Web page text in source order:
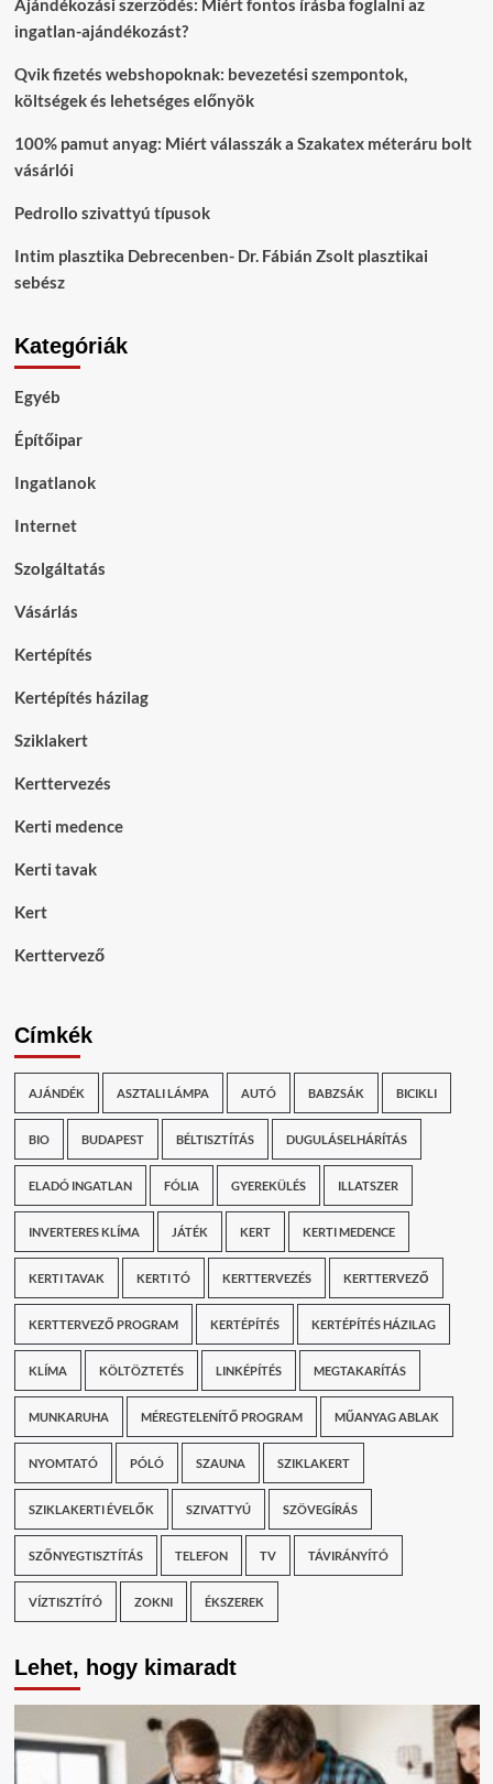
ingatlan-ajándékozást?
Qvik fizetés webshopoknak: bevezetési szempontok,
költségek és lehetséges előnyök
100% pamut anyag: Miért válasszák a Szakatex méteráru bolt
vásárlói
Pedrollo szivattyú típusok
Intim plasztika Debrecenben- Dr. Fábián Zsolt plasztikai
sebész
Kategóriák
Egyéb
Építőipar
Ingatlanok
Internet
Szolgáltatás
Vásárlás
Kertépítés
Kertépítés házilag
Sziklakert
Kerttervezés
Kerti medence
Kerti tavak
Kert
Kerttervező
Címkék
AJÁNDÉK ASZTALI LÁMPA AUTÓ BABZSÁK BICIKLI
BIO BUDAPEST BÉLTISZTÍTÁS DUGULÁSELHÁRÍTÁS
ELADÓ INGATLAN FÓLIA GYEREKÜLÉS ILLATSZER
INVERTERES KLÍMA JÁTÉK KERT KERTI MEDENCE
KERTI TAVAK KERTI TÓ KERTTERVEZÉS KERTTERVEZŐ
KERTTERVEZŐ PROGRAM KERTÉPÍTÉS KERTÉPÍTÉS HÁZILAG
KLÍMA KÖLTÖZTETÉS LINKÉPÍTÉS MEGTAKARÍTÁS
MUNKARUHA MÉREGTELENÍTŐ PROGRAM MŰANYAG ABLAK
NYOMTATÓ PÓLÓ SZAUNA SZIKLAKERT
SZIKLAKERTI ÉVELŐK SZIVATTYÚ SZÖVEGÍRÁS
SZŐNYEGTISZTÍTÁS TELEFON TV TÁVIRÁNYÍTÓ
VÍZTISZTÍTÓ ZOKNI ÉKSZEREK
Lehet, hogy kimaradt